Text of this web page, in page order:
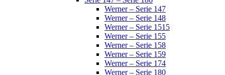
Werner – Serie 147
Werner – Serie 148
Werner – Serie 1515
Werner – Serie 155
Werner – Serie 158
Werner – Serie 159
Werner – Serie 174
Werner – Serie 180